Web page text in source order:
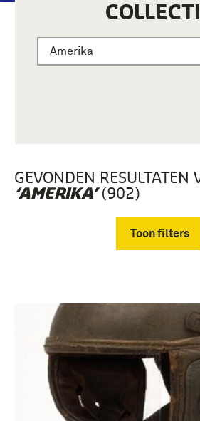
GEVONDEN RESULTATEN
‘AMERIKA’(902)
Toon filters
hoofddeksels (100)